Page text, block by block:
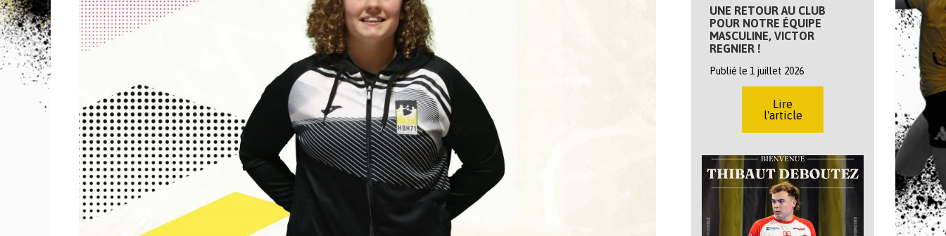
UNE RETOUR AU CLUB
POUR NOTRE ÉQUIPE
MASCULINE, VICTOR
REGNIER !
Publié le 1 juillet 2026
Lire
l'article